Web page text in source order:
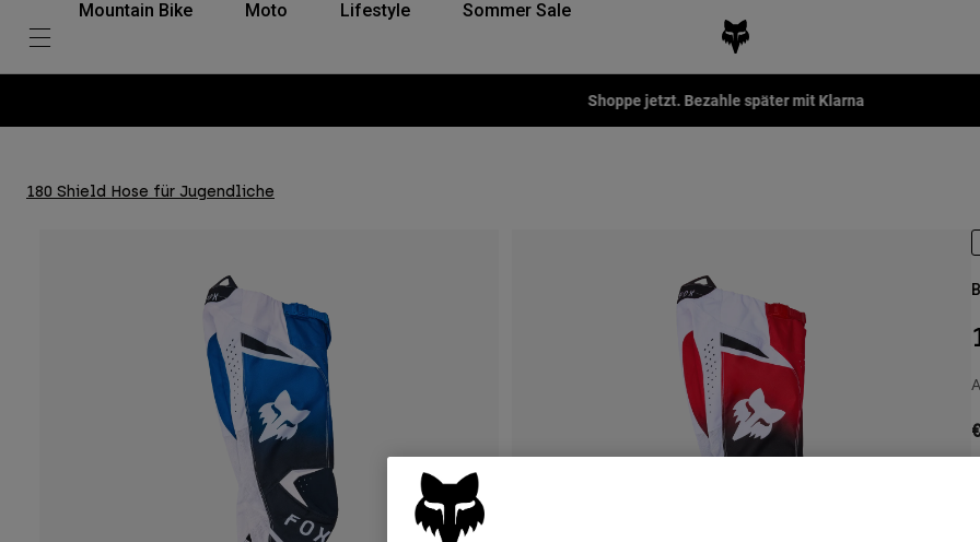
Mountain Bike Moto Lifestyle Sommer Sale
Fox LAB Capsule Collection -Jetzt kaufen
180 Shield Hose für Jugendliche